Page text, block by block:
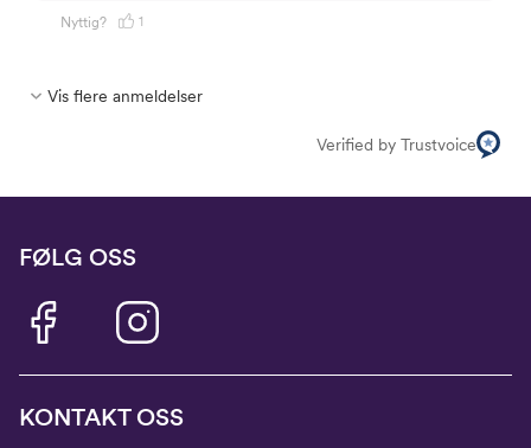
Nyttig? 1
Vis flere anmeldelser
Verified by Trustvoice
FØLG OSS
KONTAKT OSS